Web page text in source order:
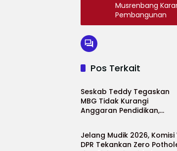
Musrenbang
Pembangunan
Pos Terkait
Nasional
Seskab Teddy Tegaskan
MBG Tidak Kurangi
Anggaran Pendidikan,
Nasional
Jelang Mudik 2026, Komisi
DPR Tekankan Zero